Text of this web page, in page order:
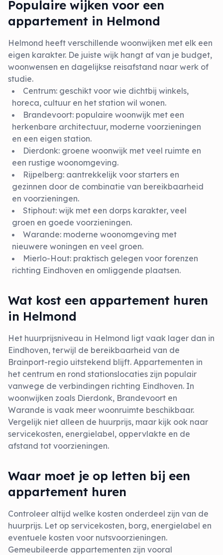
Populaire wijken voor een
appartement in Helmond
Helmond heeft verschillende woonwijken met elk een
eigen karakter. De juiste wijk hangt af van je budget,
woonwensen en dagelijkse reisafstand naar werk of
studie.
Centrum: geschikt voor wie dichtbij winkels,
horeca, cultuur en het station wil wonen.
Brandevoort: populaire woonwijk met een
herkenbare architectuur, moderne voorzieningen
en een eigen station.
Dierdonk: groene woonwijk met veel ruimte en
een rustige woonomgeving.
Rijpelberg: aantrekkelijk voor starters en
gezinnen door de combinatie van bereikbaarheid
en voorzieningen.
Stiphout: wijk met een dorps karakter, veel
groen en goede voorzieningen.
Warande: moderne woonomgeving met
nieuwere woningen en veel groen.
Mierlo-Hout: praktisch gelegen voor forenzen
richting Eindhoven en omliggende plaatsen.
Wat kost een appartement huren
in Helmond
Het huurprijsniveau in Helmond ligt vaak lager dan in
Eindhoven, terwijl de bereikbaarheid van de
Brainport-regio uitstekend blijft. Appartementen in
het centrum en rond stationslocaties zijn populair
vanwege de verbindingen richting Eindhoven. In
woonwijken zoals Dierdonk, Brandevoort en
Warande is vaak meer woonruimte beschikbaar.
Vergelijk niet alleen de huurprijs, maar kijk ook naar
servicekosten, energielabel, oppervlakte en de
afstand tot voorzieningen.
Waar moet je op letten bij een
appartement huren
Controleer altijd welke kosten onderdeel zijn van de
huurprijs. Let op servicekosten, borg, energielabel en
eventuele kosten voor nutsvoorzieningen.
Gemeubileerde appartementen zijn vooral